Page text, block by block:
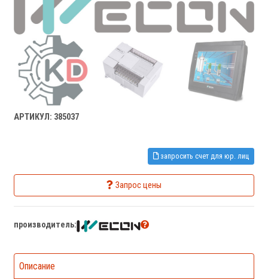
АРТИКУЛ: 385037
запросить счет для юр. лиц
Запрос цены
производитель:
Описание